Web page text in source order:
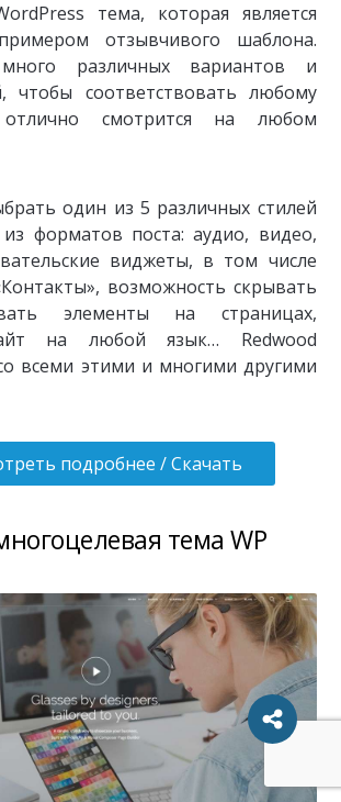
тема, которая является
отзывчивого шаблона.
различных вариантов и
чтобы соответствовать любому
смотрится на любом
один из 5 различных стилей
форматов поста: аудио, видео,
виджеты, в том числе
возможность скрывать
элементы на страницах,
на любой язык… Redwood
всеми этими и многими другими
подробнее / Скачать
тема WP